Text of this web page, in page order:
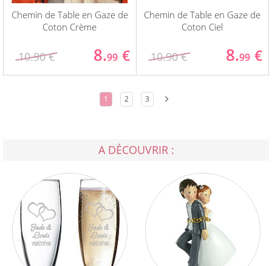
Chemin de Table en Gaze de
Coton Crème
10.90 € 8.99 €
Chemin de Table en Gaze de
Coton Ciel
10.90 € 8.99 €
1 2 3
A DÉCOUVRIR :